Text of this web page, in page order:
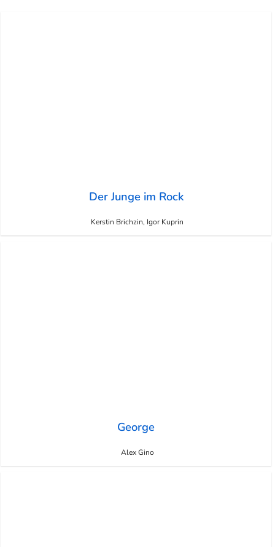
Der Junge im Rock
Kerstin Brichzin, Igor Kuprin
George
Alex Gino